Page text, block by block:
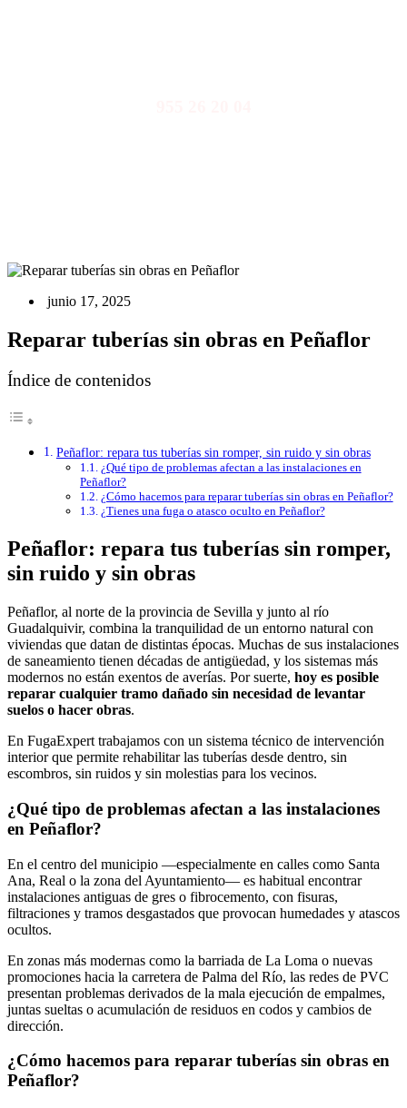
junio 17, 2025
Reparar tuberías sin obras en Peñaflor
Índice de contenidos
Peñaflor: repara tus tuberías sin romper, sin ruido y sin obras
¿Qué tipo de problemas afectan a las instalaciones en
Peñaflor?
¿Cómo hacemos para reparar tuberías sin obras en Peñaflor?
¿Tienes una fuga o atasco oculto en Peñaflor?
Peñaflor: repara tus tuberías sin romper,
sin ruido y sin obras
Peñaflor, al norte de la provincia de Sevilla y junto al río
Guadalquivir, combina la tranquilidad de un entorno natural con
viviendas que datan de distintas épocas. Muchas de sus instalaciones
de saneamiento tienen décadas de antigüedad, y los sistemas más
modernos no están exentos de averías. Por suerte, hoy es posible
reparar cualquier tramo dañado sin necesidad de levantar
suelos o hacer obras.
En FugaExpert trabajamos con un sistema técnico de intervención
interior que permite rehabilitar las tuberías desde dentro, sin
escombros, sin ruidos y sin molestias para los vecinos.
¿Qué tipo de problemas afectan a las instalaciones
en Peñaflor?
En el centro del municipio —especialmente en calles como Santa
Ana, Real o la zona del Ayuntamiento— es habitual encontrar
instalaciones antiguas de gres o fibrocemento, con fisuras,
filtraciones y tramos desgastados que provocan humedades y atascos
ocultos.
En zonas más modernas como la barriada de La Loma o nuevas
promociones hacia la carretera de Palma del Río, las redes de PVC
presentan problemas derivados de la mala ejecución de empalmes,
juntas sueltas o acumulación de residuos en codos y cambios de
dirección.
¿Cómo hacemos para reparar tuberías sin obras en
Peñaflor?